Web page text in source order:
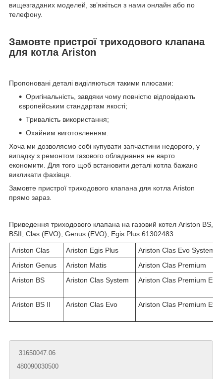
вищезгаданих моделей, зв’яжіться з нами онлайн або по
телефону.
Замовте пристрої триходового клапана
для котла Ariston
Пропоновані деталі виділяються такими плюсами:
Оригінальність, завдяки чому повністю відповідають
європейським стандартам якості;
Тривалість використання;
Охайним виготовленням.
Хоча ми дозволяємо собі купувати запчастини недорого, у
випадку з ремонтом газового обладнання не варто
економити. Для того щоб встановити деталі котла бажано
викликати фахівця.
Замовте пристрої триходового клапана для котла Ariston
прямо зараз.
Приведення триходового клапана на газовий котел Ariston BS,
BSII, Clas (EVO), Genus (EVO), Egis Plus 61302483
Ariston Clas Ariston Egis Plus
Ariston Clas Evo System
Ariston Genus
Ariston Matis
Ariston Clas Premium
Ariston BS
Ariston Clas System Ariston Clas Premium Evo
Ariston BS II Ariston Clas Evo Ariston Clas Premium Evo
31650047.06
480090030500